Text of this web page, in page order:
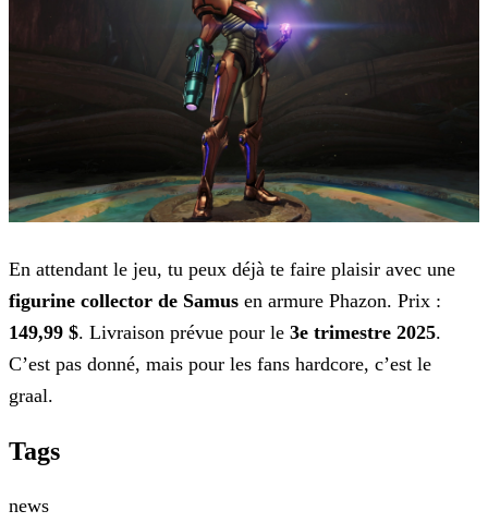
En attendant le jeu, tu peux déjà te faire plaisir avec une
figurine collector de Samus en armure Phazon. Prix :
149,99 $. Livraison prévue pour le 3e trimestre 2025.
C’est pas donné, mais pour les fans hardcore, c’est le
graal.
Tags
news